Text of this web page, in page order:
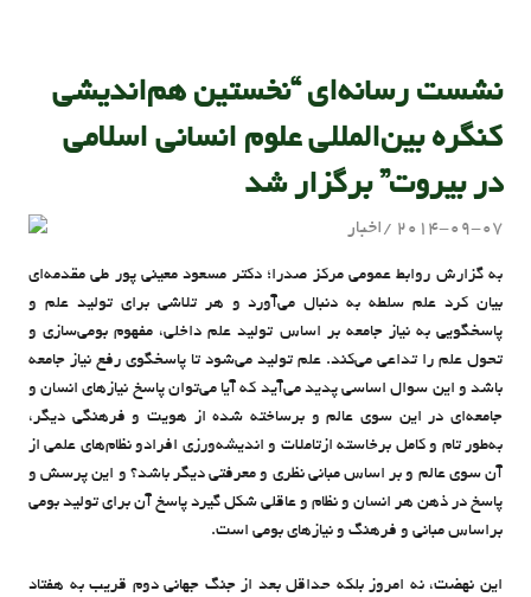
نشست رسانه‌ای “نخستین هم‌اندیشی
کنگره بین‌المللی علوم انسانی اسلامی
در بیروت” برگزار شد
2014-09-07
admin
اخبار
به گزارش روابط عمومی مرکز صدرا؛ دکتر مسعود معینی پور طی مقدمه‌ای
بیان کرد علم سلطه به دنبال می‌آورد و هر تلاشی برای تولید علم و
پاسخگویی به نیاز جامعه بر اساس تولید علم داخلی، مفهوم بومی‌سازی و
تحول علم را تداعی می‌کند. علم تولید می‌شود تا پاسخگوی رفع نیاز جامعه
باشد و این سوال اساسی پدید می‌آید که آیا می‌توان پاسخ نیازهای انسان و
جامعه‌ای در این سوی عالم و برساخته شده از هویت و فرهنگی دیگر،
به‌طور تام و کامل برخاسته ازتاملات و اندیشه‌ورزی افرادو نظام‌های علمی از
آن سوی عالم و بر اساس مبانی نظری و معرفتی دیگر باشد؟ و این پرسش و
پاسخ در ذهن هر انسان و نظام و عاقلی شکل گیرد پاسخ آن برای تولید بومی
براساس مبانی و فرهنگ و نیازهای بومی است.
این نهضت، نه امروز بلکه حداقل بعد از جنگ جهانی دوم قریب به هفتاد